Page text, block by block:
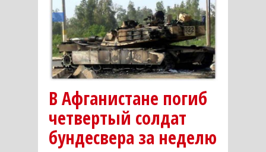
В Афганистане погиб
четвертый солдат
бундесвера за неделю